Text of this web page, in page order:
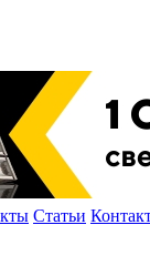
Статьи